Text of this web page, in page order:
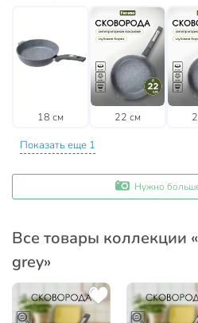
18 см 22 см
Показать еще 1
Нужно
Все товары коллекции
grey»